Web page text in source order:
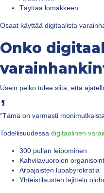
Täyttää lomakkeen
Osaat käyttää digitaalista
Onko
Usein pelko tulee siitä, että
“Tämä on varmasti
Todellisuudessa digitaalinen
300 pullan leipominen
Kahvilavuorojen
Arpajaisten lupabyrokratia
Yhteistilausten lajittelu